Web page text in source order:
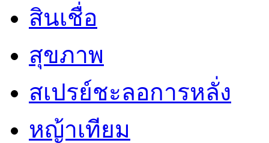
สินเชื่อ
สุขภาพ
สเปรย์ชะลอการหลั่ง
หญ้าเทียม